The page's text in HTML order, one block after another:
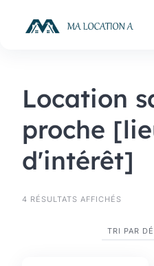
Location
proche
d'intérêt]
4 RÉSULTATS AFFICHÉS